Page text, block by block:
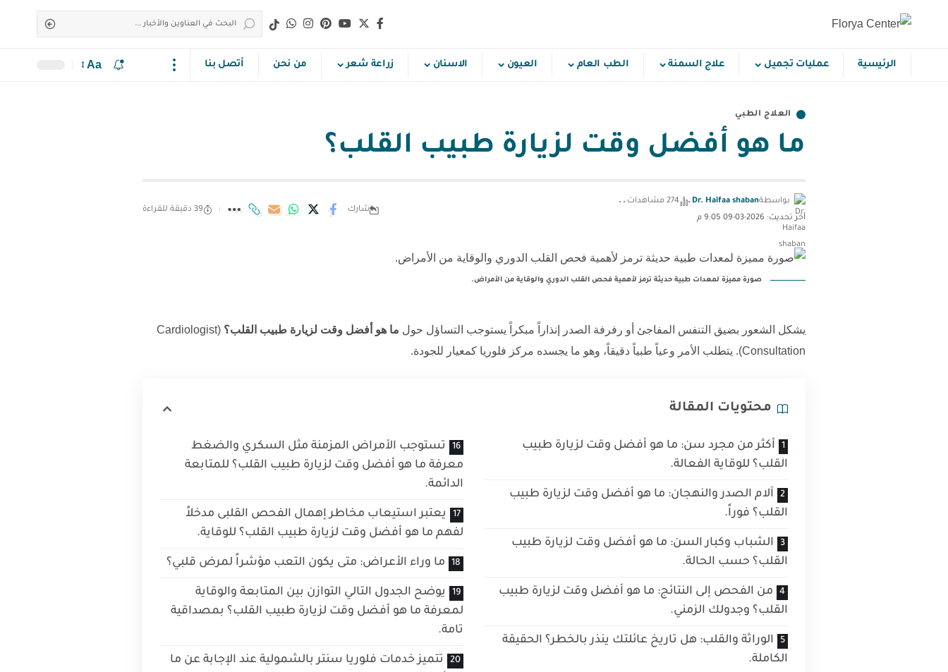
الرئيسية عمليات تجميل علاج السمنة الطب العام العيون الاسنان زراعة شعر من نحن أتصل بنا Aa
العلاج الطبي
ما هو أفضل وقت لزيارة طبيب القلب؟
آخر تحديث: 2026-03-09 9:05 م
بواسطةDr. Haifaa shaban
274 مشاهدات
شارك
39 دقيقة للقراءة
صورة مميزة لمعدات طبية حديثة ترمز لأهمية فحص القلب الدوري والوقاية من الأمراض.
يشكل الشعور بضيق التنفس المفاجئ أو رفرفة الصدر إنذاراً مبكراً يستوجب التساؤل حول ما هو أفضل وقت لزيارة طبيب القلب؟ (Cardiologist
Consultation). يتطلب الأمر وعياً طبياً دقيقاً، وهو ما يجسده
مركز فلوريا كمعيار للجودة.
محتويات المقالة
أكثر من مجرد سن: ما هو أفضل وقت لزيارة طبيب
القلب؟ للوقاية الفعالة.
آلام الصدر والنهجان: ما هو أفضل وقت لزيارة طبيب
القلب؟ فوراً.
الشباب وكبار السن: ما هو أفضل وقت لزيارة طبيب
القلب؟ حسب الحالة.
من الفحص إلى النتائج: ما هو أفضل وقت لزيارة طبيب
القلب؟ وجدولك الزمني.
الوراثة والقلب: هل تاريخ عائلتك ينذر بالخطر؟ الحقيقة
الكاملة.
تستوجب الأمراض المزمنة مثل السكري والضغط
معرفة ما هو أفضل وقت لزيارة طبيب القلب؟ للمتابعة
الدائمة.
يعتبر استيعاب مخاطر إهمال الفحص القلبى مدخلاً
لفهم ما هو أفضل وقت لزيارة طبيب القلب؟ للوقاية.
ما وراء الأعراض: متى يكون التعب مؤشراً لمرض قلبي؟
يوضح الجدول التالي التوازن بين المتابعة والوقاية
لمعرفة ما هو أفضل وقت لزيارة طبيب القلب؟ بمصداقية
تامة.
تتميز خدمات فلوريا سنتر بالشمولية عند الإجابة عن ما